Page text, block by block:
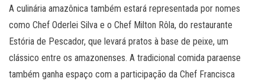
A culinária amazônica também estará representada por nomes
como Chef Oderlei Silva e o Chef Milton Rôla, do restaurante
Estória de Pescador, que levará pratos à base de peixe, um
clássico entre os amazonenses. A tradicional comida paraense
também ganha espaço com a participação da Chef Francisca